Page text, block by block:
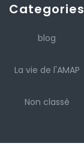
Categories
blog
La vie de l'AMAP
Non classé